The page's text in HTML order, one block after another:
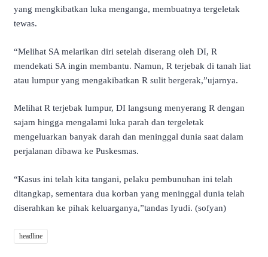
yang mengkibatkan luka menganga, membuatnya tergeletak
tewas.
“Melihat SA melarikan diri setelah diserang oleh DI, R
mendekati SA ingin membantu. Namun, R terjebak di tanah liat
atau lumpur yang mengakibatkan R sulit bergerak,”ujarnya.
Melihat R terjebak lumpur, DI langsung menyerang R dengan
sajam hingga mengalami luka parah dan tergeletak
mengeluarkan banyak darah dan meninggal dunia saat dalam
perjalanan dibawa ke Puskesmas.
“Kasus ini telah kita tangani, pelaku pembunuhan ini telah
ditangkap, sementara dua korban yang meninggal dunia telah
diserahkan ke pihak keluarganya,”tandas Iyudi. (sofyan)
headline